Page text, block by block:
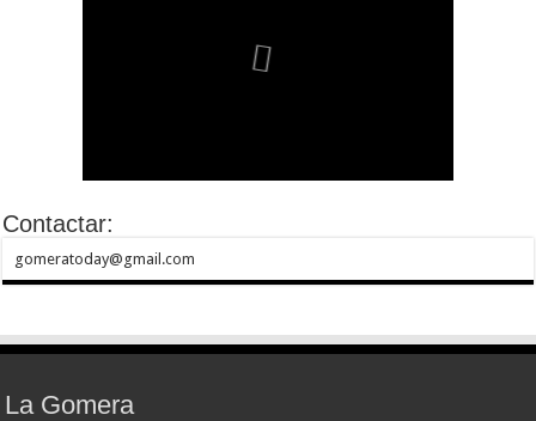
Contactar:
gomeratoday@gmail.com
La Gomera